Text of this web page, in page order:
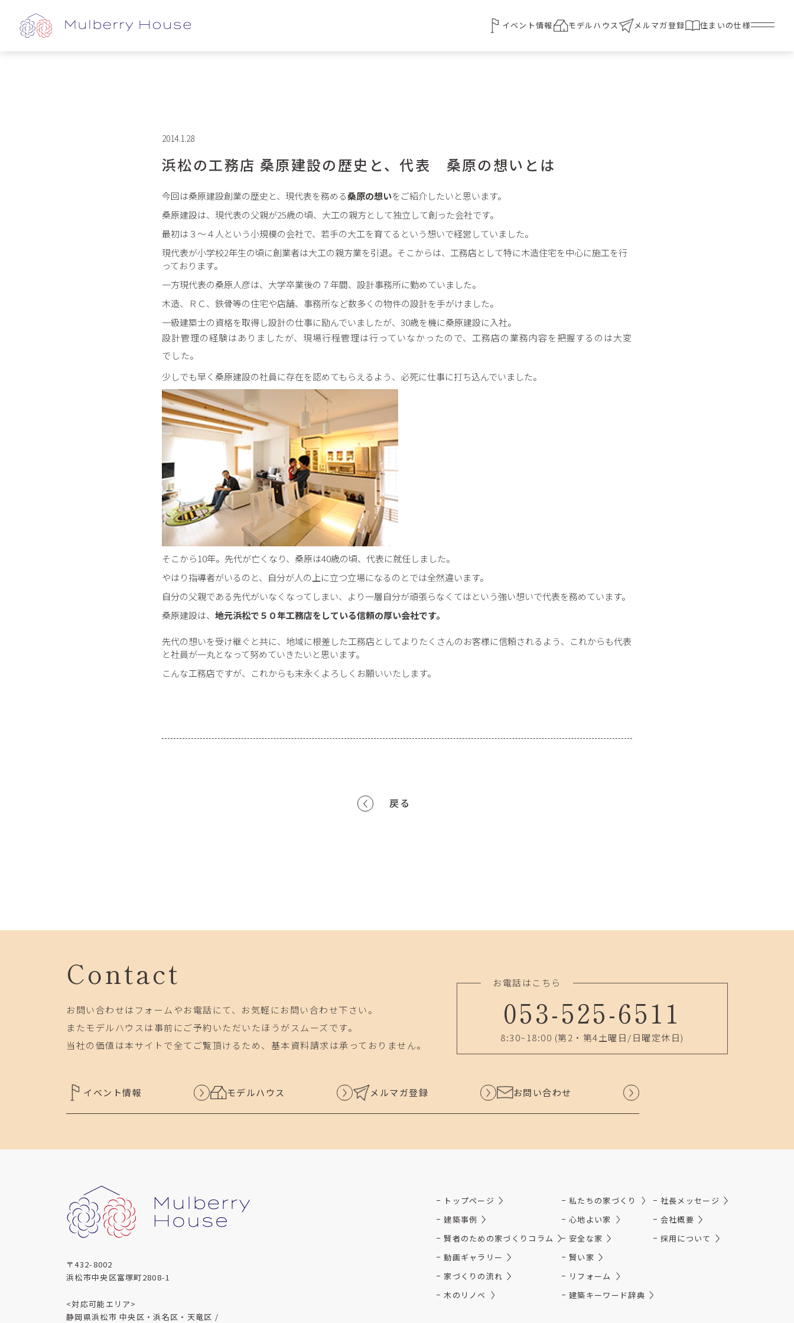
イベント情報 モデルハウス メルマガ登録 住まいの仕様
2014.1.28
浜松の工務店 桑原建設の歴史と、代表 桑原の想いとは
今回は桑原建設創業の歴史と、現代表を務める桑原の想いをご紹介したいと思います。
桑原建設は、現代表の父親が25歳の頃、大工の親方として独立して創った会社です。
最初は３～４人という小規模の会社で、若手の大工を育てるという想いで経営していました。
現代表が小学校2年生の頃に創業者は大工の親方業を引退。そこからは、工務店として特に木造住宅を中心に施工を行
っております。
一方現代表の桑原人彦は、大学卒業後の７年間、設計事務所に勤めていました。
木造、ＲＣ、鉄骨等の住宅や店舗、事務所など数多くの物件の設計を手がけました。
一級建築士の資格を取得し設計の仕事に励んでいましたが、30歳を機に桑原建設に入社。
設計管理の経験はありましたが、現場行程管理は行っていなかったので、工務店の業務内容を把握するのは大変
でした。
少しでも早く桑原建設の社員に存在を認めてもらえるよう、必死に仕事に打ち込んでいました。
そこから10年。先代が亡くなり、桑原は40歳の頃、代表に就任しました。
やはり指導者がいるのと、自分が人の上に立つ立場になるのとでは全然違います。
自分の父親である先代がいなくなってしまい、より一層自分が頑張らなくてはという強い想いで代表を務めています。
桑原建設は、 地元浜松で５０年工務店をしている信頼の厚い会社です。
先代の想いを受け継ぐと共に、地域に根差した工務店としてよりたくさんのお客様に信頼されるよう、これからも代表
と社員が一丸となって努めていきたいと思います。
こんな工務店ですが、これからも末永くよろしくお願いいたします。
戻る
Contact
お問い合わせはフォームやお電話にて、お気軽にお問い合わせ下さい。
またモデルハウスは事前にご予約いただいたほうがスムーズです。
当社の価値は本サイトで全てご覧頂けるため、基本資料請求は承っておりません。
お電話はこちら
053-525-6511
8:30~18:00 (第2・第4土曜日/日曜定休日)
イベント情報 モデルハウス メルマガ登録 お問い合わせ
〒432-8002
浜松市中央区富塚町2808-1
<対応可能エリア>
静岡県浜松市 中央区・浜名区・天竜区 /
トップページ
建築事例
賢者のための家づくりコラム
動画ギャラリー
家づくりの流れ
木のリノベ
私たちの家づくり
心地よい家
安全な家
賢い家
リフォーム
建築キーワード辞典
社長メッセージ
会社概要
採用について